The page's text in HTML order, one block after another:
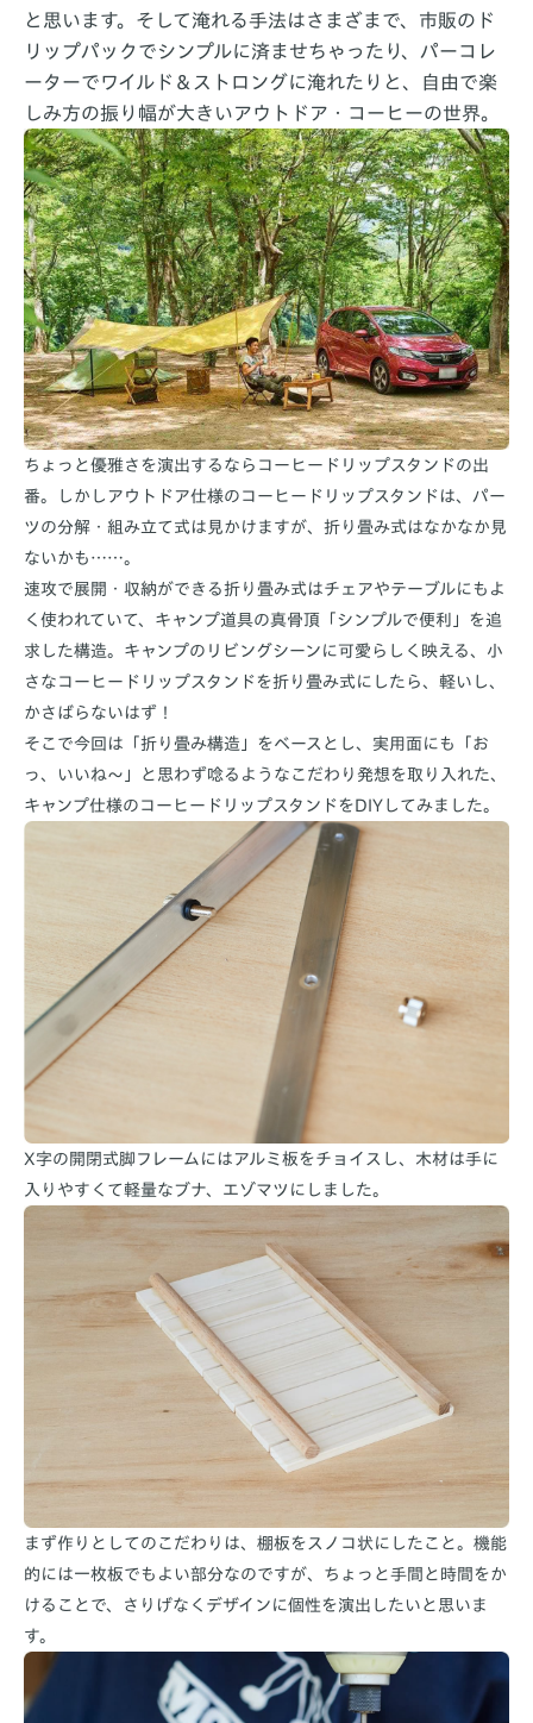
と思います。そして淹れる手法はさまざまで、市販のド
リップパックでシンプルに済ませちゃったり、パーコレ
ーターでワイルド＆ストロングに淹れたりと、自由で楽
しみ方の振り幅が大きいアウトドア・コーヒーの世界。
ちょっと優雅さを演出するならコーヒードリップスタンドの出
番。しかしアウトドア仕様のコーヒードリップスタンドは、パー
ツの分解・組み立て式は見かけますが、折り畳み式はなかなか見
ないかも……。
速攻で展開・収納ができる折り畳み式はチェアやテーブルにもよ
く使われていて、キャンプ道具の真骨頂「シンプルで便利」を追
求した構造。キャンプのリビングシーンに可愛らしく映える、小
さなコーヒードリップスタンドを折り畳み式にしたら、軽いし、
かさばらないはず！
そこで今回は「折り畳み構造」をベースとし、実用面にも「お
っ、いいね～」と思わず唸るようなこだわり発想を取り入れた、
キャンプ仕様のコーヒードリップスタンドをDIYしてみました。
X字の開閉式脚フレームにはアルミ板をチョイスし、木材は手に
入りやすくて軽量なブナ、エゾマツにしました。
まず作りとしてのこだわりは、棚板をスノコ状にしたこと。機能
的には一枚板でもよい部分なのですが、ちょっと手間と時間をか
けることで、さりげなくデザインに個性を演出したいと思いま
す。